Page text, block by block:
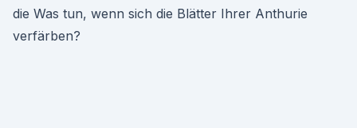
die Was tun, wenn sich die Blätter Ihrer Anthurie
verfärben?